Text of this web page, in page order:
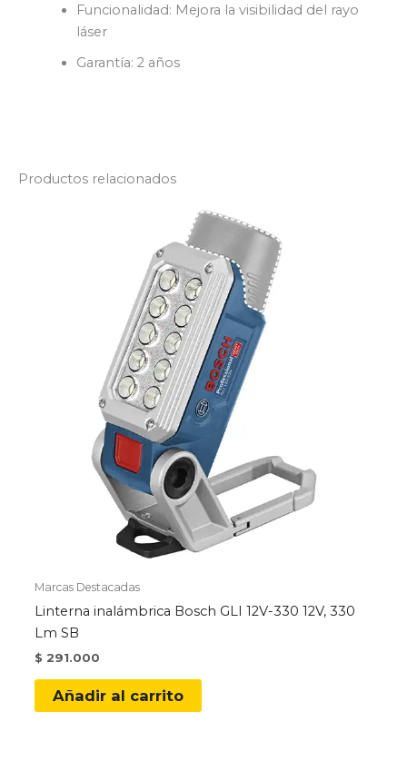
Funcionalidad: Mejora la visibilidad del rayo
láser
Garantía: 2 años
Productos relacionados
Marcas Destacadas
Linterna inalámbrica Bosch GLI 12V-330 12V, 330
Lm SB
$ 291.000
Añadir al carrito